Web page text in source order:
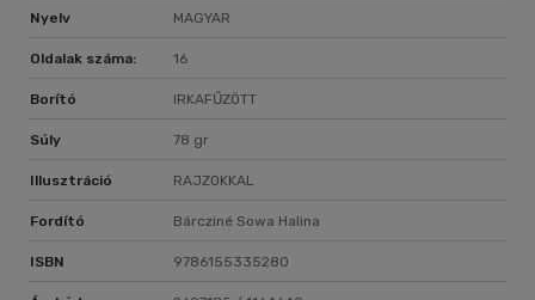
Nyelv MAGYAR
Oldalak száma: 16
Borító IRKAFŰZÖTT
Súly 78 gr
Illusztráció RAJZOKKAL
Fordító Bárcziné Sowa Halina
ISBN 9786155335280